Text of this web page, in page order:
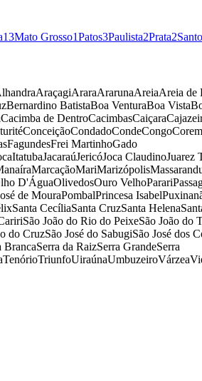
13Mato Grosso1Patos3Paulista2Prata2
AraçagiAraraArarunaAreiaAreia de
Bernardino BatistaBoa VenturaBoa Vista
Cacimba de DentroCacimbasCaiçara
ConceiçãoCondadoCondeCongo
FagundesFrei MartinhoGado
ItatubaJacaraúJericóJoca ClaudinoJuarez
MarcaçãoMariMarizópolis
D'ÁguaOlivedosOuro VelhoParari
de MouraPombalPrincesa Isabel
Santa CecíliaSanta CruzSanta Helena
São João do Rio do PeixeSão João do
do CruzSão José do SabugiSão José dos
BrancaSerra da RaizSerra GrandeSerra
TenórioTriunfoUiraúnaUmbuzeiroVárzea